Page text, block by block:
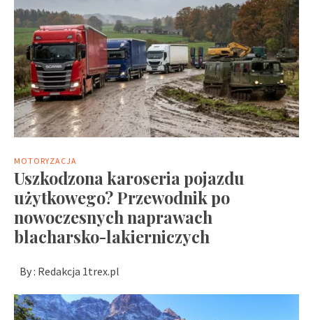
MOTORYZACJA
Uszkodzona karoseria pojazdu
użytkowego? Przewodnik po
nowoczesnych naprawach
blacharsko-lakierniczych
By : Redakcja 1trex.pl